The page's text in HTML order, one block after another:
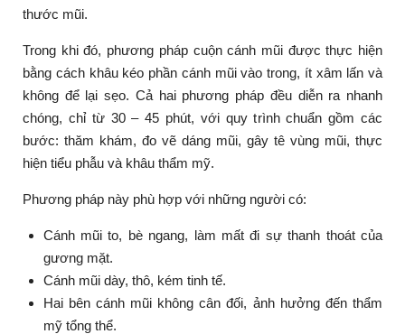
thước mũi.
Trong khi đó, phương pháp cuộn cánh mũi được thực hiện
bằng cách khâu kéo phần cánh mũi vào trong, ít xâm lấn và
không để lại sẹo. Cả hai phương pháp đều diễn ra nhanh
chóng, chỉ từ 30 – 45 phút, với quy trình chuẩn gồm các
bước: thăm khám, đo vẽ dáng mũi, gây tê vùng mũi, thực
hiện tiểu phẫu và khâu thẩm mỹ.
Phương pháp này phù hợp với những người có:
Cánh mũi to, bè ngang, làm mất đi sự thanh thoát của
gương mặt.
Cánh mũi dày, thô, kém tinh tế.
Hai bên cánh mũi không cân đối, ảnh hưởng đến thẩm
mỹ tổng thể.